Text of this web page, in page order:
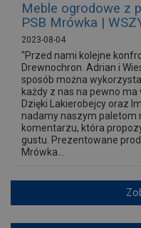
Meble ogrodowe z
PSB Mrówka |
2023-08-04
"Przed nami kolejne
Drewnochron. Adrian i
sposób można
każdy z nas na pewno
Dzięki Lakierobejcy oraz
nadamy naszym paletom
komentarzu, która
gustu. Prezentowane
Mrówka...